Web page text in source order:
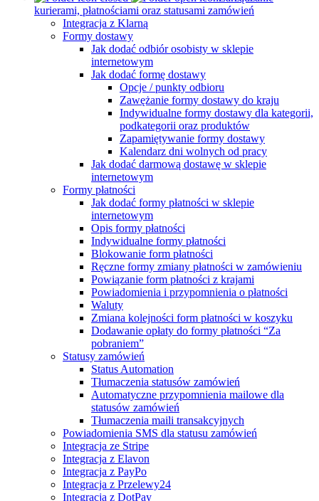
kurierami, płatnościami oraz statusami zamówień
Integracja z Klarną
Formy dostawy
Jak dodać odbiór osobisty w sklepie
internetowym
Jak dodać formę dostawy
Opcje / punkty odbioru
Zawężanie formy dostawy do kraju
Indywidualne formy dostawy dla kategorii,
podkategorii oraz produktów
Zapamiętywanie formy dostawy
Kalendarz dni wolnych od pracy
Jak dodać darmową dostawę w sklepie
internetowym
Formy płatności
Jak dodać formy płatności w sklepie
internetowym
Opis formy płatności
Indywidualne formy płatności
Blokowanie form płatności
Ręczne formy zmiany płatności w zamówieniu
Powiązanie form płatności z krajami
Powiadomienia i przypomnienia o płatności
Waluty
Zmiana kolejności form płatności w koszyku
Dodawanie opłaty do formy płatności “Za
pobraniem”
Statusy zamówień
Status Automation
Tłumaczenia statusów zamówień
Automatyczne przypomnienia mailowe dla
statusów zamówień
Tłumaczenia maili transakcyjnych
Powiadomienia SMS dla statusu zamówień
Integracja ze Stripe
Integracja z Elavon
Integracja z PayPo
Integracja z Przelewy24
Integracja z DotPay